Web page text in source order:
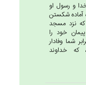
و رسول او
آماده شكستن
نزد مسجد
خود را
شما وفادار
كه خداوند